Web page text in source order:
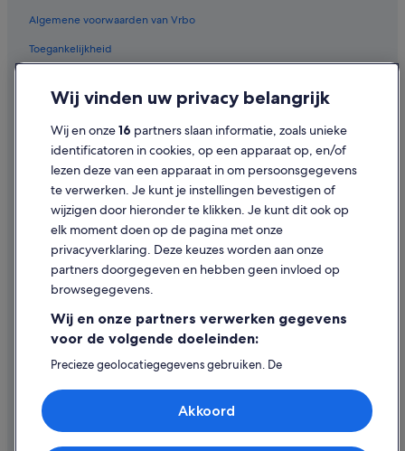
Algemene voorwaarden van Vrbo
Toegankelijkheid
Cookies
Juridische informatie/Contact
Inhoudsrichtlijnen en inhoud rapporteren
Hulp
Ondersteuning
Je boeking wijzigen of annuleren
Restitutieproces en tijdsbestek
Boek een vlucht met airlinetegoed
Expedia, Inc. is niet verantwoordelijk voor de inhoud op externe
Wij vinden uw privacy belangrijk
Wij en onze16 partners slaan informatie, zoals unieke
identificatoren in cookies, op een apparaat op, en/of
lezen deze van een apparaat in om persoonsgegevens
te verwerken. Je kunt je instellingen bevestigen of
wijzigen door hieronder te klikken. Je kunt dit ook op
elk moment doen op de pagina met onze
privacyverklaring. Deze keuzes worden aan onze
partners doorgegeven en hebben geen invloed op
browsegegevens.
Wij en onze partners verwerken gegevens
voor de volgende doeleinden:
Precieze geolocatiegegevens gebruiken. De
Informatie op een apparaat opslaan en/of openen.
Gepersonaliseerde advertenties en content, advertentie-
en contentmetingen, doelgroepenonderzoek en
Akkoord